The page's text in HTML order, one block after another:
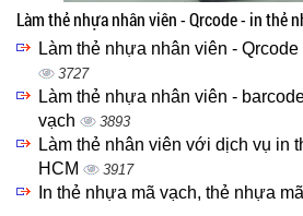
Làm thẻ nhựa nhân viên - Qrcode - in thẻ
Làm thẻ nhựa nhân viên -
3727
Làm thẻ nhựa nhân viên -
vạch
3893
Làm thẻ nhân viên với dịch vụ in
HCM
3917
In thẻ nhựa mã vạch, thẻ nhựa